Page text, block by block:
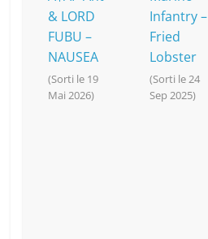
& LORD
FUBU –
NAUSEA
(Sorti le 19
Mai 2026)
Infantry –
Fried
Lobster
(Sorti le 24
Sep 2025)